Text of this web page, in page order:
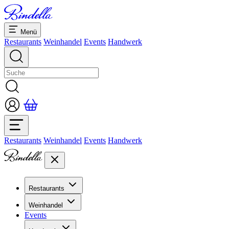
Menü
Restaurants Weinhandel Events Handwerk
Restaurants Weinhandel Events Handwerk
Restaurants
Übersicht Restaurants
Bankette & Events
Dolcezze
Weinhandel
Übersicht
Events